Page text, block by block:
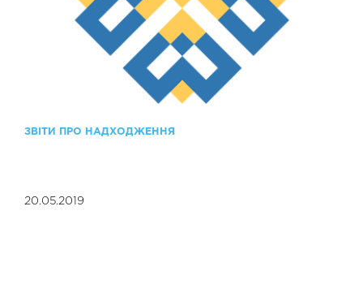
ЗВІТИ ПРО НАДХОДЖЕННЯ
20.05.2019